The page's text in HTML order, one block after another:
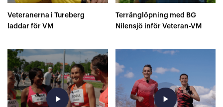
Veteranerna i Tureberg
laddar för VM
Terränglöpning med BG
Nilensjö inför Veteran-VM
play_arrow play_arrow